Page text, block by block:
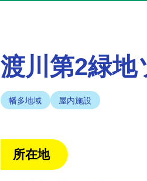
渡川第2緑地
幡多地域 屋内施設
所在地